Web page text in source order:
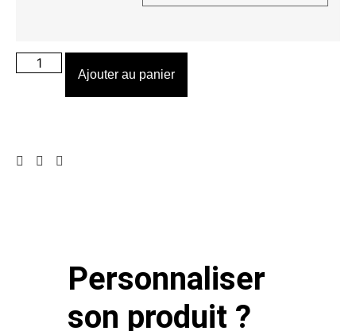
Ajouter au panier
Personnaliser
son produit ?